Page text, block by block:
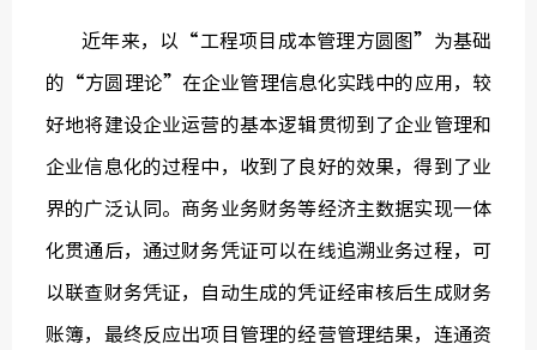
近年来，以“工程项目成本管理方圆图”为基础
的“方圆理论”在企业管理信息化实践中的应用，较
好地将建设企业运营的基本逻辑贯彻到了企业管理和
企业信息化的过程中，收到了良好的效果，得到了业
界的广泛认同。商务业务财务等经济主数据实现一体
化贯通后，通过财务凭证可以在线追溯业务过程，可
以联查财务凭证，自动生成的凭证经审核后生成财务
账簿，最终反应出项目管理的经营管理结果，连通资